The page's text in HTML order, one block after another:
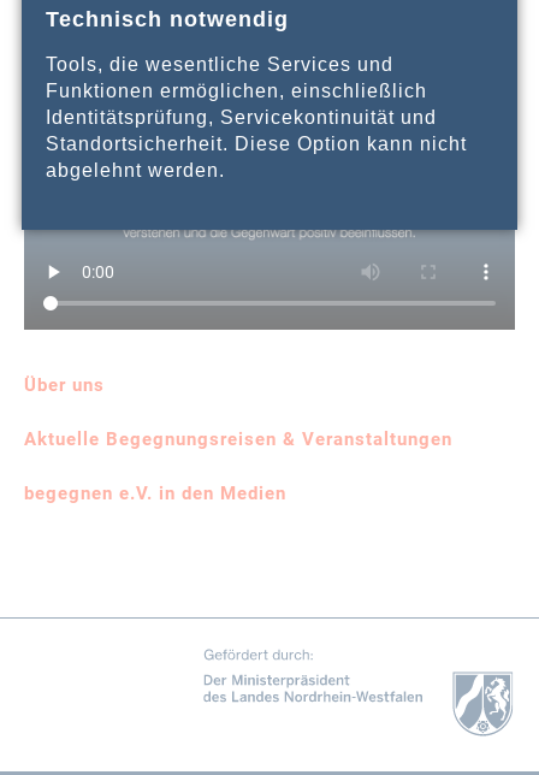
Über uns
Aktuelle Begegnungsreisen & Veranstaltungen
begegnen e.V. in den Medien
Technisch notwendig
Tools, die wesentliche Services und
Funktionen ermöglichen, einschließlich
Identitätsprüfung, Servicekontinuität und
Standortsicherheit. Diese Option kann nicht
abgelehnt werden.